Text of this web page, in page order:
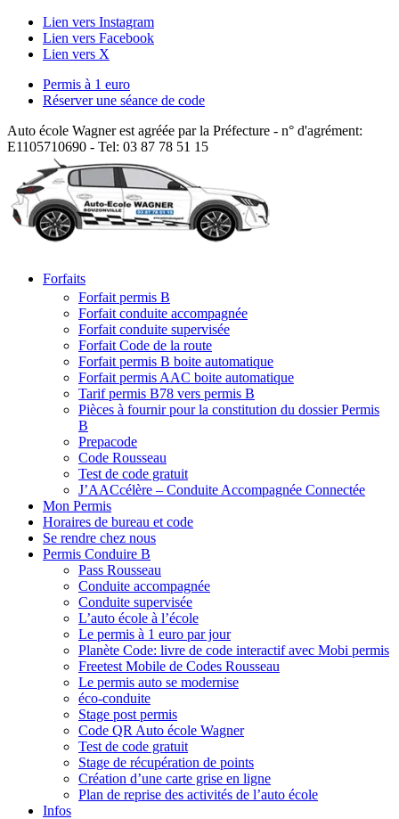
Lien vers Instagram
Lien vers Facebook
Lien vers X
Permis à 1 euro
Réserver une séance de code
Auto école Wagner est agréée par la Préfecture - n° d'agrément:
E1105710690 - Tel: 03 87 78 51 15
Forfaits
Forfait permis B
Forfait conduite accompagnée
Forfait conduite supervisée
Forfait Code de la route
Forfait permis B boite automatique
Forfait permis AAC boite automatique
Tarif permis B78 vers permis B
Pièces à fournir pour la constitution du dossier Permis
B
Prepacode
Code Rousseau
Test de code gratuit
J’AACcélère – Conduite Accompagnée Connectée
Mon Permis
Horaires de bureau et code
Se rendre chez nous
Permis Conduire B
Pass Rousseau
Conduite accompagnée
Conduite supervisée
L’auto école à l’école
Le permis à 1 euro par jour
Planète Code: livre de code interactif avec Mobi permis
Freetest Mobile de Codes Rousseau
Le permis auto se modernise
éco-conduite
Stage post permis
Code QR Auto école Wagner
Test de code gratuit
Stage de récupération de points
Création d’une carte grise en ligne
Plan de reprise des activités de l’auto école
Infos